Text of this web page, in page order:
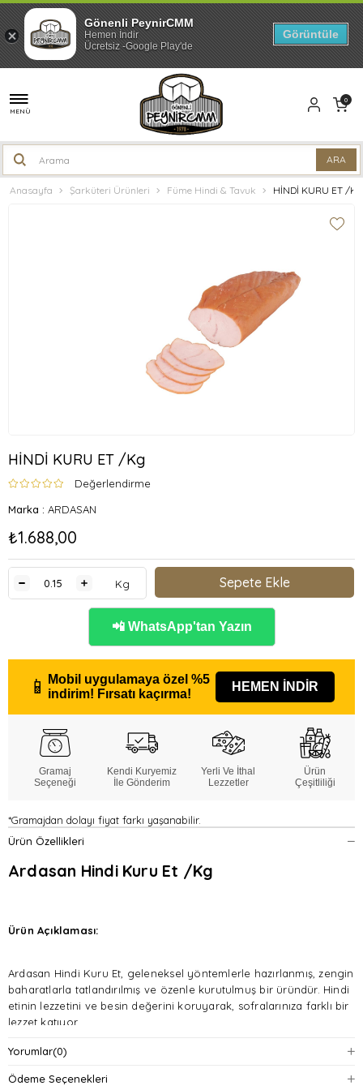
MENÜ
0
Anasayfa Şarküteri Ürünleri Füme Hindi & Tavuk HİNDİ KURU ET /Kg
HİNDİ KURU ET /Kg
Değerlendirme
Marka : ARDASAN
₺1.688,00
Kg
📲 WhatsApp'tan Yazın
📱 Mobil uygulamaya özel %5
indirim! Fırsatı kaçırma!
HEMEN İNDİR
Gramaj
Seçeneği
Kendi Kuryemiz
İle Gönderim
Yerli Ve İthal
Lezzetler
Ürün
Çeşitliliği
*Gramajdan dolayı fiyat farkı yaşanabilir.
Ürün Özellikleri
Ardasan Hindi Kuru Et /Kg
Ürün Açıklaması:
Ardasan Hindi Kuru Et, geleneksel yöntemlerle hazırlanmış, zengin
baharatlarla tatlandırılmış ve özenle kurutulmuş bir üründür. Hindi
etinin lezzetini ve besin değerini koruyarak, sofralarınıza farklı bir
lezzet katıyor.
Hindi etinden üretilmiştir: Düşük yağ içeriğiyle daha hafif bir
Yorumlar(0)
Ödeme Seçenekleri
Gönenli PeynirCMM
Hemen İndir
Ücretsiz -Google Play'de
Görüntüle